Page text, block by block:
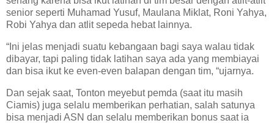
senior seperti Muhamad Yusuf, Maulana Miklat, Roni Yahya,
Robi Yahya dan atlit sepeda hebat lainnya.
“Ini jelas menjadi suatu kebangaan bagi saya walau tidak
dibayar, tapi paling tidak latihan saya ada yang membiayai
dan bisa ikut ke even-even balapan dengan tim, “ujarnya.
Dan sejak saat, Tonton meyebut pemda (saat itu masih
Ciamis) juga selalu memberikan perhatian, salah satunya
bisa menjadi ASN dan selalu memberikan bonus saat ia